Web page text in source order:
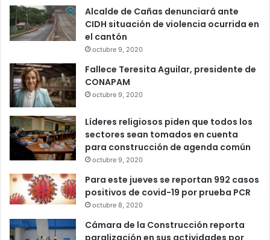
Alcalde de Cañas denunciará ante
CIDH situación de violencia ocurrida en
el cantón
octubre 9, 2020
Fallece Teresita Aguilar, presidente de
CONAPAM
octubre 9, 2020
Líderes religiosos piden que todos los
sectores sean tomados en cuenta
para construcción de agenda común
octubre 9, 2020
Para este jueves se reportan 992 casos
positivos de covid-19 por prueba PCR
octubre 8, 2020
Cámara de la Construcción reporta